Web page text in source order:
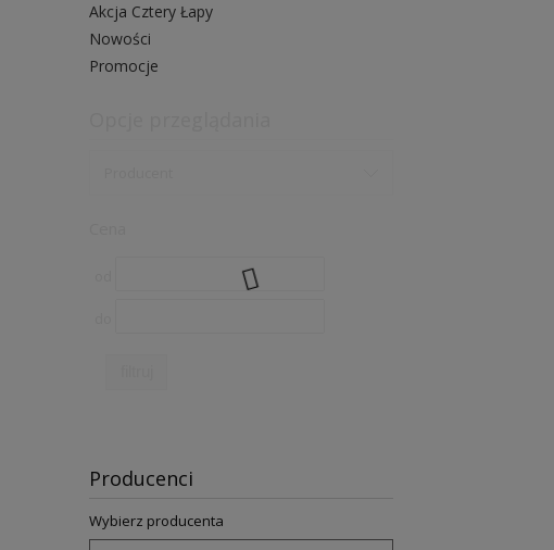
Akcja Cztery Łapy
Nowości
Promocje
Producenci
Wybierz producenta